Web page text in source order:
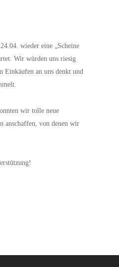
wieder eine „Scheine
Wir würden uns riesig
Einkäufen an uns denkt und
wir tolle neue
anschaffen, von denen wir